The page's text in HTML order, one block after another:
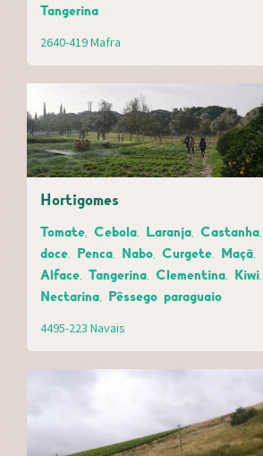
Tangerina
2640-419 Mafra
Hortigomes
Tomate, Cebola, Laranja,
doce, Penca, Nabo, Curgete,
Alface, Tangerina, Clementina,
Nectarina, Pêssego paraguaio
4495-223 Navais